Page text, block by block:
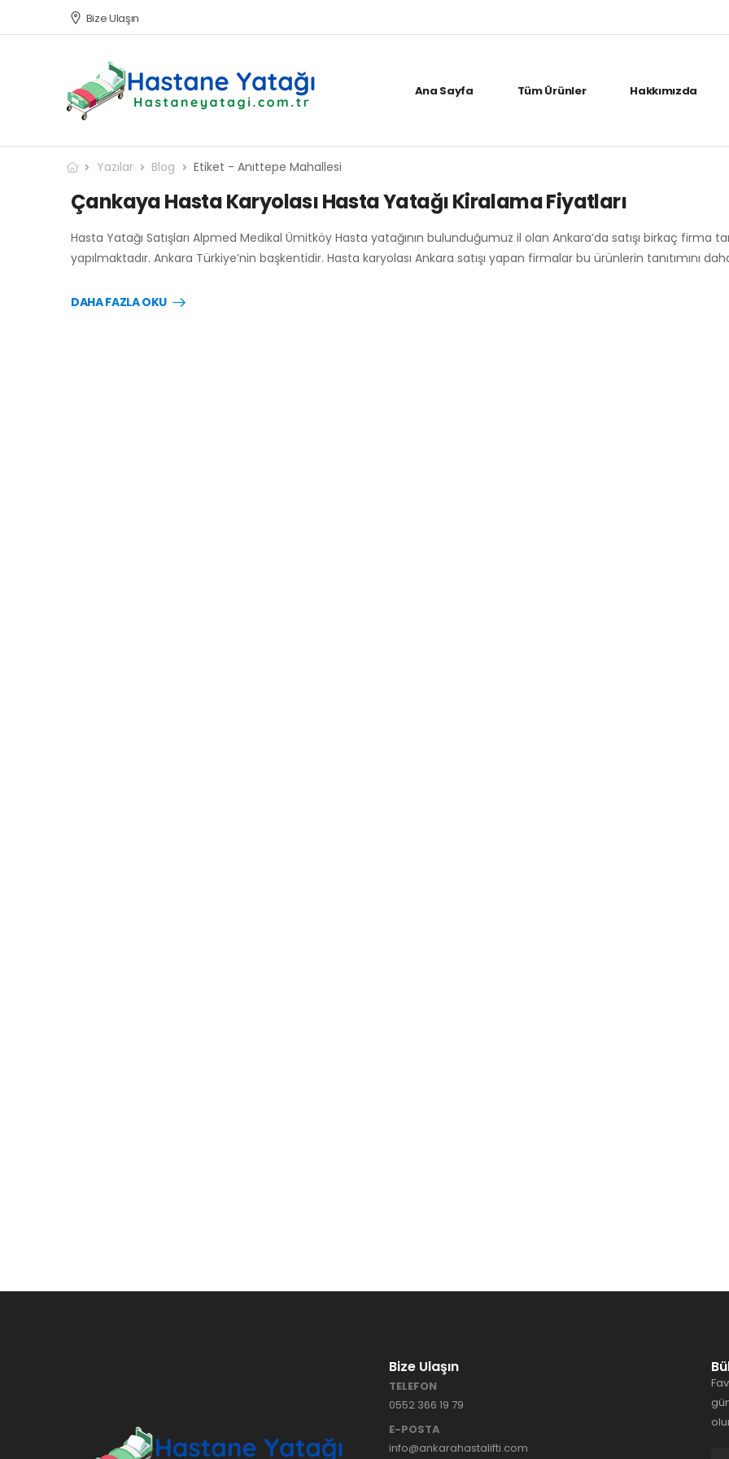
Bize Ulaşın
Ana Sayfa Tüm Ürünler Hakkımızda
Yazılar Blog Etiket - Anıttepe Mahallesi
Çankaya Hasta Karyolası Hasta Yatağı Kiralama Fiyatları
Hasta Yatağı Satışları Alpmed Medikal Ümitköy Hasta yatağının bulunduğumuz il olan Ankara’da satışı birkaç firma
yapılmaktadır. Ankara Türkiye’nin başkentidir. Hasta karyolası Ankara satışı yapan firmalar bu ürünlerin tanıtımını
DAHA FAZLA OKU
Bize Ulaşın
TELEFON
0552 366 19 79
E-POSTA
info@ankarahastalifti.com